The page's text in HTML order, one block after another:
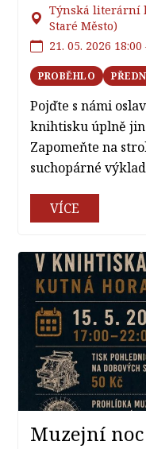
Týnská literární
Staré Město)
21. 05. 2026 18:00
PROBĚHLO
Pojďte s námi
knihtisku úplně
Zapomeňte na
suchopárné
VÍCE
Muzejní